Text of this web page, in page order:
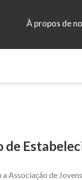
À propos de
de
Associação de